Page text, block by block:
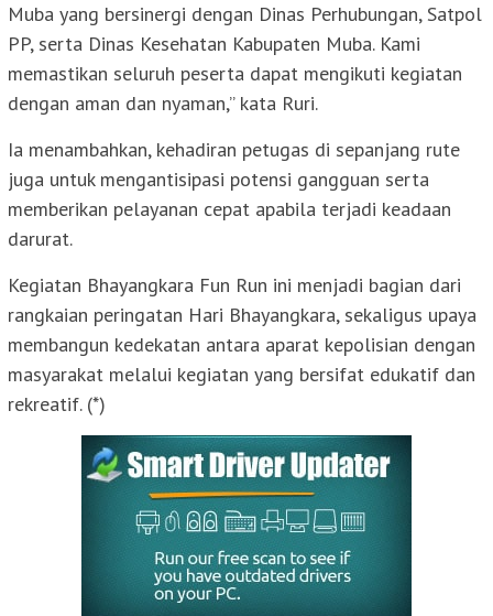
Muba yang bersinergi dengan Dinas Perhubungan, Satpol
PP, serta Dinas Kesehatan Kabupaten Muba. Kami
memastikan seluruh peserta dapat mengikuti kegiatan
dengan aman dan nyaman,” kata Ruri.
Ia menambahkan, kehadiran petugas di sepanjang rute
juga untuk mengantisipasi potensi gangguan serta
memberikan pelayanan cepat apabila terjadi keadaan
darurat.
Kegiatan Bhayangkara Fun Run ini menjadi bagian dari
rangkaian peringatan Hari Bhayangkara, sekaligus upaya
membangun kedekatan antara aparat kepolisian dengan
masyarakat melalui kegiatan yang bersifat edukatif dan
rekreatif. (*)